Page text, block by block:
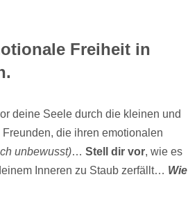
Freiheit in
deine Seele durch die kleinen und
die ihren emotionalen
unbewusst)… Stell dir vor, wie es
Inneren zu Staub zerfällt… Wie